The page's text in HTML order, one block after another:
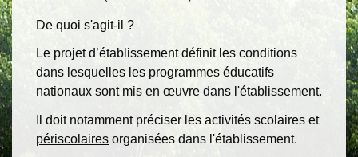
De quoi s'agit-il ?
Le projet d’établissement définit les conditions
dans lesquelles les programmes éducatifs
nationaux sont mis en œuvre dans l'établissement.
Il doit notamment préciser les activités scolaires et
périscolaires organisées dans l'établissement.